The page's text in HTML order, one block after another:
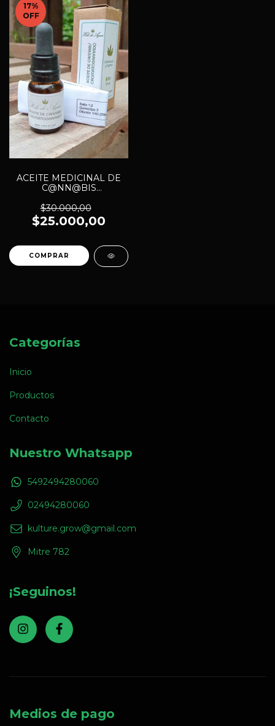
17%
OFF
ACEITE MEDICINAL DE
C@NN@BIS
CBD x 10 ml.
MULTIESPECIE
$30.000,00
$25.000,00
Categorías
Inicio
Productos
Contacto
Nuestro Whatsapp
5492494280060
02494280060
kulture.grow@gmail.com
Mitre 782
¡Seguinos!
Medios de pago